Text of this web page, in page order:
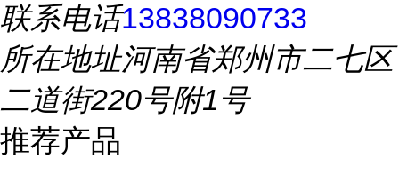
联系电话13838090733
所在地址河南省郑州市二七区
二道街220号附1号
推荐产品